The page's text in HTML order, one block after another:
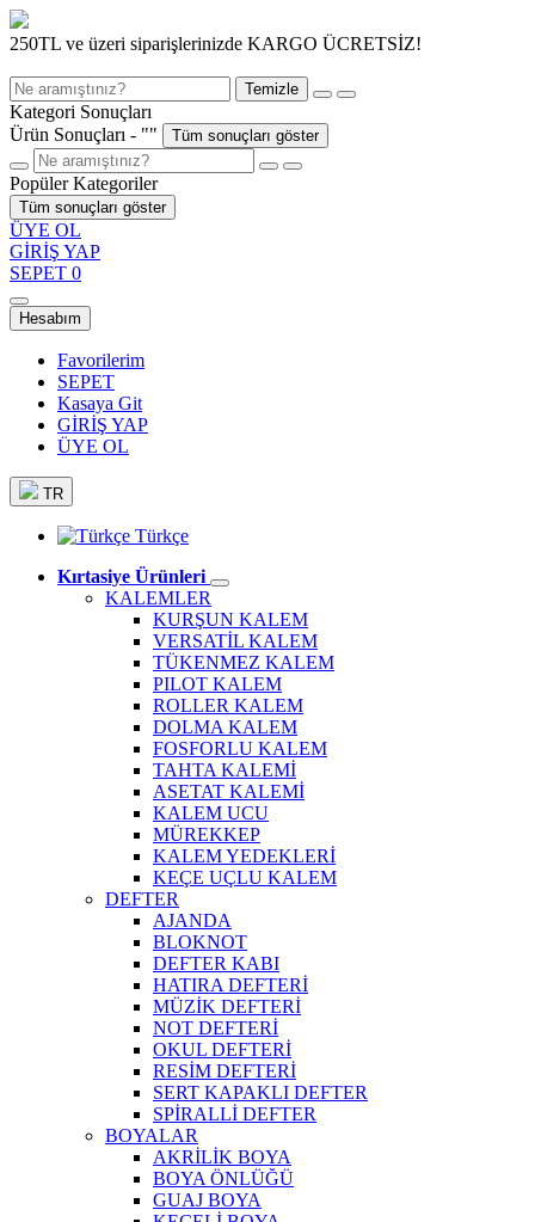
250TL ve üzeri siparişlerinizde KARGO ÜCRETSİZ!
Temizle
Kategori Sonuçları
Ürün Sonuçları - "" Tüm sonuçları göster
Popüler Kategoriler
Tüm sonuçları göster
ÜYE OL
GİRİŞ YAP
SEPET 0
Hesabım
Favorilerim
SEPET
Kasaya Git
GİRİŞ YAP
ÜYE OL
TR
Türkçe
Kırtasiye Ürünleri
KALEMLER
KURŞUN KALEM
VERSATİL KALEM
TÜKENMEZ KALEM
PILOT KALEM
ROLLER KALEM
DOLMA KALEM
FOSFORLU KALEM
TAHTA KALEMİ
ASETAT KALEMİ
KALEM UCU
MÜREKKEP
KALEM YEDEKLERİ
KEÇE UÇLU KALEM
DEFTER
AJANDA
BLOKNOT
DEFTER KABI
HATIRA DEFTERİ
MÜZİK DEFTERİ
NOT DEFTERİ
OKUL DEFTERİ
RESİM DEFTERİ
SERT KAPAKLI DEFTER
SPİRALLİ DEFTER
BOYALAR
AKRİLİK BOYA
BOYA ÖNLÜĞÜ
GUAJ BOYA